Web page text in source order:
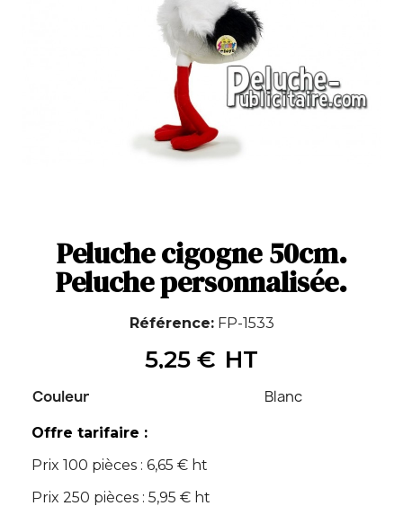
Peluche cigogne 50cm.
Peluche personnalisée.
Référence FP-1533
5,25 € HT
Couleur Blanc
Offre tarifaire :
Prix 100 pièces : 6,65 € ht
Prix 250 pièces : 5,95 € ht